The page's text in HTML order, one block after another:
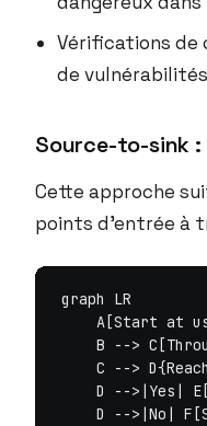
Vérifications de
de
Source-to-sink
Cette approche
points d’entrée à
graph LR
A[Start at
B -->
C -->
D -->|Yes|
D -->|No|